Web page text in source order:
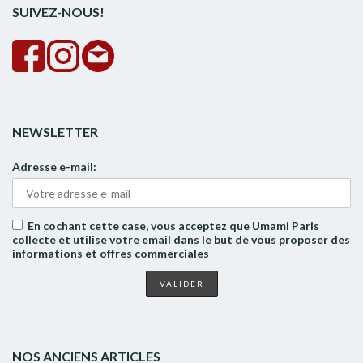
SUIVEZ-NOUS!
NEWSLETTER
Adresse e-mail:
En cochant cette case, vous acceptez que Umami Paris
collecte et utilise votre email dans le but de vous proposer des
informations et offres commerciales
NOS ANCIENS ARTICLES